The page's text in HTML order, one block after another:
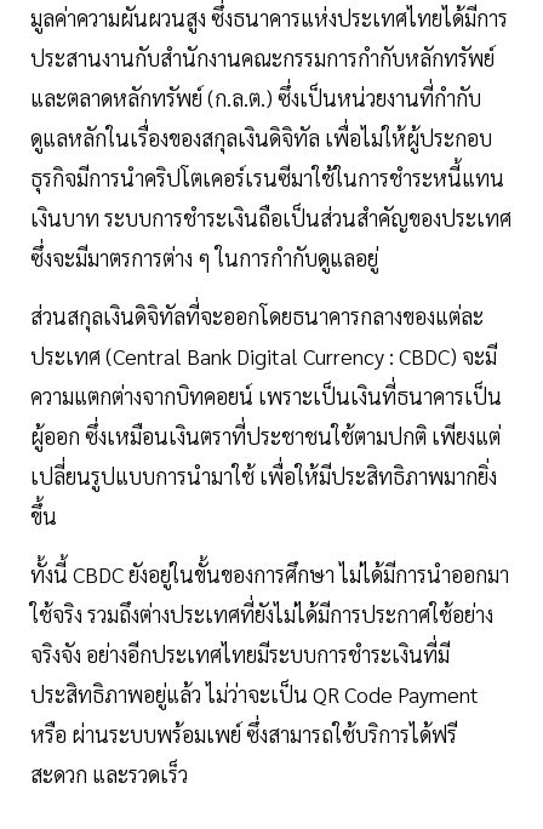
มูลค่าความผันผวนสูง ซึ่งธนาคารแห่งประเทศไทยได้มีการ
ประสานงานกับสำนักงานคณะกรรมการกำกับหลักทรัพย์
และตลาดหลักทรัพย์ (ก.ล.ต.) ซึ่งเป็นหน่วยงานที่กำกับ
ดูแลหลักในเรื่องของสกุลเงินดิจิทัล เพื่อไม่ให้ผู้ประกอบ
ธุรกิจมีการนำคริปโตเคอร์เรนซีมาใช้ในการชำระหนี้แทน
เงินบาท ระบบการชำระเงินถือเป็นส่วนสำคัญของประเทศ
ซึ่งจะมีมาตรการต่าง ๆ ในการกำกับดูแลอยู่
ส่วนสกุลเงินดิจิทัลที่จะออกโดยธนาคารกลางของแต่ละ
ประเทศ (Central Bank Digital Currency : CBDC) จะมี
ความแตกต่างจากบิทคอยน์ เพราะเป็นเงินที่ธนาคารเป็น
ผู้ออก ซึ่งเหมือนเงินตราที่ประชาชนใช้ตามปกติ เพียงแต่
เปลี่ยนรูปแบบการนำมาใช้ เพื่อให้มีประสิทธิภาพมากยิ่ง
ขึ้น
ทั้งนี้ CBDC ยังอยู่ในขั้นของการศึกษา ไม่ได้มีการนำออกมา
ใช้จริง รวมถึงต่างประเทศที่ยังไม่ได้มีการประกาศใช้อย่าง
จริงจัง อย่างอีกประเทศไทยมีระบบการชำระเงินที่มี
ประสิทธิภาพอยู่แล้ว ไม่ว่าจะเป็น QR Code Payment
หรือ ผ่านระบบพร้อมเพย์ ซึ่งสามารถใช้บริการได้ฟรี
สะดวก และรวดเร็ว